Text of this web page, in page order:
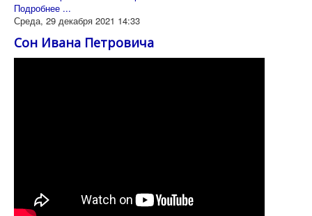
Подробнее ...
Среда, 29 декабря 2021 14:33
Сон Ивана Петровича